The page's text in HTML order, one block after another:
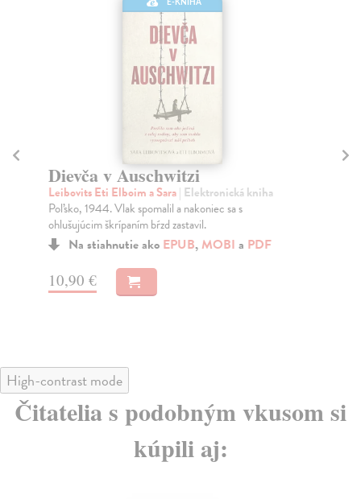
E-KNIHA
Dievča v Auschwitzi
Leibovits Eti Elboim a Sara| Elektronická kniha
Poľsko, 1944. Vlak spomalil a nakoniec sa s
ohlušujúcim škrípaním bŕzd zastavil.
Na stiahnutie ako EPUB, MOBI a PDF
10,90 €
High-contrast mode
Čitatelia s podobným vkusom si
kúpili aj: